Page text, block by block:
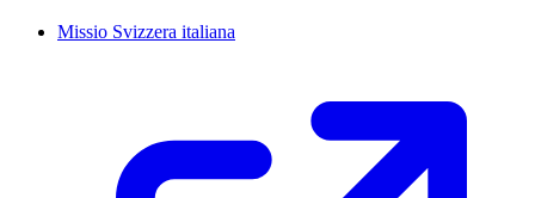
Missio Svizzera italiana